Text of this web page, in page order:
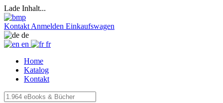
Lade Inhalt...
Kontakt Anmelden Einkaufswagen
de
en
fr
Home
Katalog
Kontakt